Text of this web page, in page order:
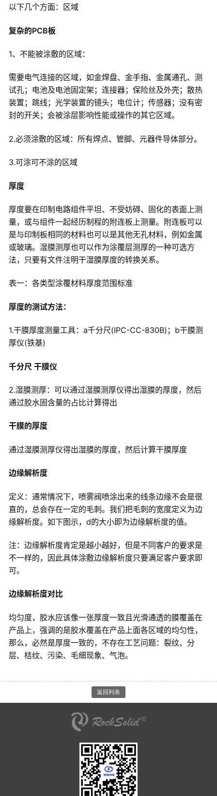
以下几个方面：区域
复杂的PCB板
1、不能被涂敷的区域：
需要电气连接的区域，如金焊盘、金手指、金属通孔、测
试孔；电池及电池固定架；连接器；保险丝及外壳；散热
装置；跳线；光学装置的镜头；电位计；传感器；没有密
封的开关；会被涂层影响性能或操作的其它区域。
2.必须涂敷的区域：所有焊点、管脚、元器件导体部分。
3.可涂可不涂的区域
厚度
厚度要在印制电路组件平坦、不受妨碍、固化的表面上测
量，或与组件一起经历制程的附连板上测量。附连板可以
是与印制板相同的材料也可以是其他无孔材料，例如金属
或玻璃。湿膜测厚也可以作为涂覆层测厚的一种可选方
法，只要有文件注明干湿膜厚度的转换关系。
表一：各类型涂覆材料厚度范围标准
厚度的测试方法：
1.干膜厚度测量工具：a千分尺(IPC-CC-830B)；b干膜测
厚仪(铁基)
千分尺 干膜仪
2.湿膜测厚：可以通过湿膜测厚仪得出湿膜的厚度，然后
通过胶水固含量的占比计算得出
干膜的厚度
通过湿膜测厚仪得出湿膜的厚度，然后计算干膜厚度
边缘解析度
定义：通常情况下，喷雾阀喷涂出来的线条边缘不会是很
直的，总会存在一定的毛刺。我们把毛刺的宽度定义为边
缘解析度。如下图示，d的大小即为边缘解析度的值。
注：边缘解析度肯定是越小越好，但是不同客户的要求是
不一样的，因此具体涂敷边缘解析度只要满足客户要求即
可。
边缘解析度对比
均匀度，胶水应该像一张厚度一致且光滑通透的膜覆盖在
产品上，强调的是胶水覆盖在产品上面各区域的均匀性，
那么，必然是厚度一致的，不存在工艺问题：裂纹、分
层、桔纹、污染、毛细现象、气泡。
返回列表